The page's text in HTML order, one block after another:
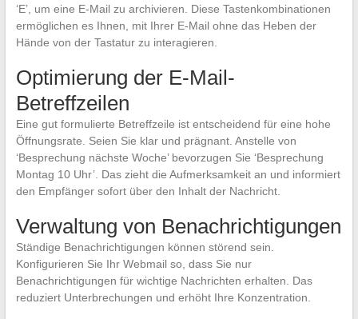
‘E’, um eine E-Mail zu archivieren. Diese Tastenkombinationen
ermöglichen es Ihnen, mit Ihrer E-Mail ohne das Heben der
Hände von der Tastatur zu interagieren.
Optimierung der E-Mail-
Betreffzeilen
Eine gut formulierte Betreffzeile ist entscheidend für eine hohe
Öffnungsrate. Seien Sie klar und prägnant. Anstelle von
‘Besprechung nächste Woche’ bevorzugen Sie ‘Besprechung
Montag 10 Uhr’. Das zieht die Aufmerksamkeit an und informiert
den Empfänger sofort über den Inhalt der Nachricht.
Verwaltung von Benachrichtigungen
Ständige Benachrichtigungen können störend sein.
Konfigurieren Sie Ihr Webmail so, dass Sie nur
Benachrichtigungen für wichtige Nachrichten erhalten. Das
reduziert Unterbrechungen und erhöht Ihre Konzentration.